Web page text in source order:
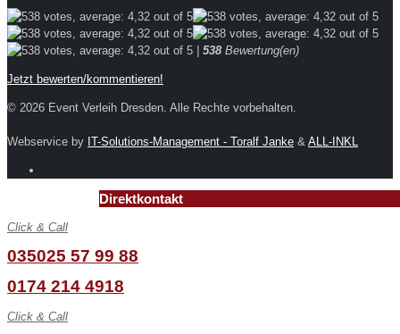
538Bewertung(en)
Jetzt bewerten/kommentieren!
© 2026 Event Verleih Dresden. Alle Rechte vorbehalten.
Webservice by IT-Solutions-Management - Toralf Janke & ALL-INKL
Direktkontakt
Click & Call
035025 57 99 88
0174 214 4918
Click & Call